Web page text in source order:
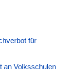
für
an Volksschulen